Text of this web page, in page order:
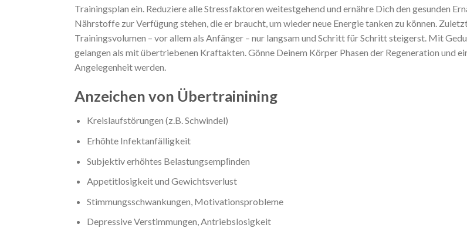
Trainingsplan ein. Reduziere alle Stressfaktoren weitestgehend und ernähre Dich den gesunden
Nährstoffe zur Verfügung stehen, die er braucht, um wieder neue Energie tanken zu können.
Trainingsvolumen – vor allem als Anfänger – nur langsam und Schritt für Schritt steigerst. Mit
gelangen als mit übertriebenen Kraftakten. Gönne Deinem Körper Phasen der Regeneration und
Angelegenheit werden.
Anzeichen von Übertrainining
Kreislaufstörungen (z.B. Schwindel)
Erhöhte Infektanfälligkeit
Subjektiv erhöhtes Belastungsempﬁnden
Appetitlosigkeit und Gewichtsverlust
Stimmungsschwankungen, Motivationsprobleme
Depressive Verstimmungen, Antriebslosigkeit